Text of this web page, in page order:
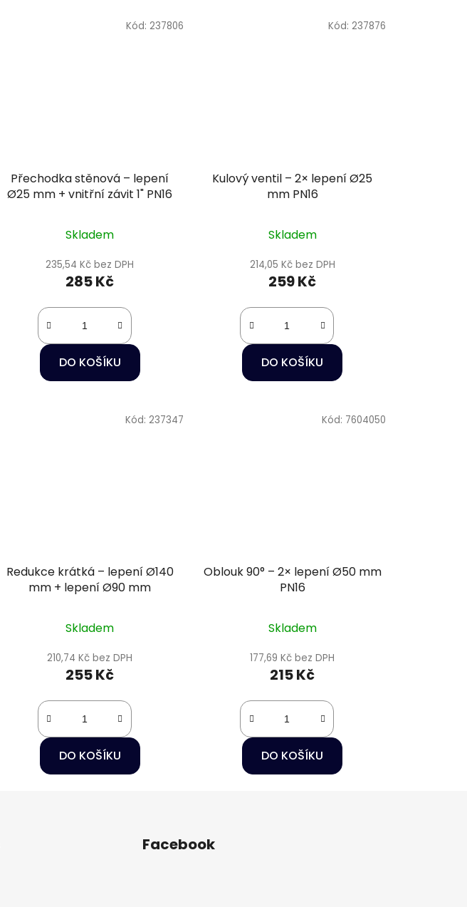
Přechodka stěnová – lepení
Ø25 mm + vnitřní závit 1" PN16
Skladem
235,54 Kč bez DPH
285 Kč
DO KOŠÍKU
Kód: 237806
Kulový ventil – 2× lepení Ø25
mm PN16
Skladem
214,05 Kč bez DPH
259 Kč
DO KOŠÍKU
Kód: 237876
Redukce krátká – lepení Ø140
mm + lepení Ø90 mm
Skladem
210,74 Kč bez DPH
255 Kč
DO KOŠÍKU
Kód: 237347
Oblouk 90° – 2× lepení Ø50 mm
PN16
Skladem
177,69 Kč bez DPH
215 Kč
DO KOŠÍKU
Kód: 7604050
Facebook